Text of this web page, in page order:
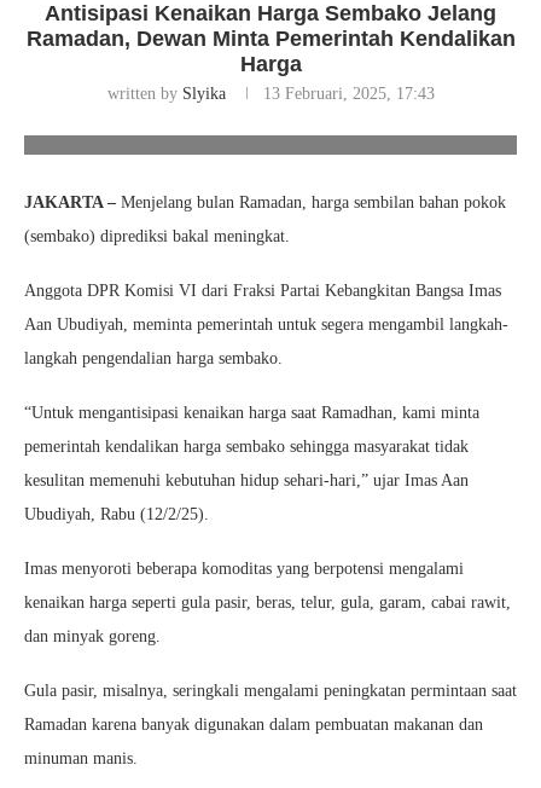
Antisipasi Kenaikan Harga Sembako Jelang
Ramadan, Dewan Minta Pemerintah Kendalikan
Harga
written by Slyika
13 Februari, 2025, 17:43
JAKARTA – Menjelang bulan Ramadan, harga sembilan bahan pokok
(sembako) diprediksi bakal meningkat.
Anggota DPR Komisi VI dari Fraksi Partai Kebangkitan Bangsa Imas
Aan Ubudiyah, meminta pemerintah untuk segera mengambil langkah-
langkah pengendalian harga sembako.
“Untuk mengantisipasi kenaikan harga saat Ramadhan, kami minta
pemerintah kendalikan harga sembako sehingga masyarakat tidak
kesulitan memenuhi kebutuhan hidup sehari-hari,” ujar Imas Aan
Ubudiyah, Rabu (12/2/25).
Imas menyoroti beberapa komoditas yang berpotensi mengalami
kenaikan harga seperti gula pasir, beras, telur, gula, garam, cabai rawit,
dan minyak goreng.
Gula pasir, misalnya, seringkali mengalami peningkatan permintaan saat
Ramadan karena banyak digunakan dalam pembuatan makanan dan
minuman manis.